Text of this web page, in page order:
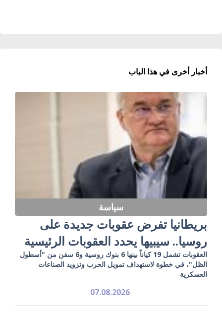
أخبار أخرى في هذا الباب
سياسة
بريطانيا تفرض عقوبات جديدة على
روسيا.. سيبيها يحدد العقوبات الرئيسية
العقوبات تشمل 19 كياناً بينها 6 بنوك روسية و6 سفن من "أسطول
الظل"، في خطوة لاستهداف تمويل الحرب وتزويد الصناعات
العسكرية
07.08.2026